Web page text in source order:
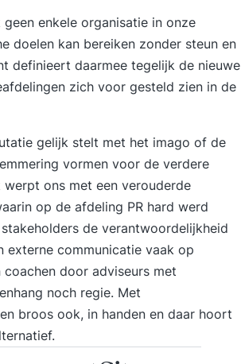
enkele organisatie in onze
doelen kan bereiken zonder steun en
definieert daarmee tegelijk de nieuwe
zich voor gesteld zien in de
gelijk stelt met het imago of de
vormen voor de verdere
ons met een verouderde
op de afdeling PR hard werd
de verantwoordelijkheid
externe communicatie vaak op
coachen door adviseurs met
noch regie. Met
broos ook, in handen en daar hoort